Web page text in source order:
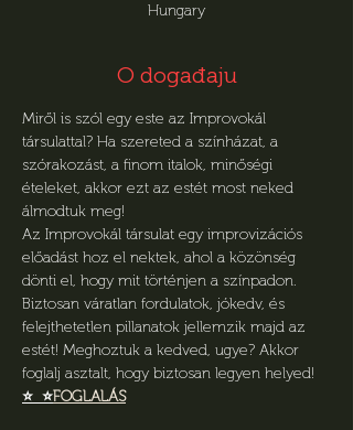
Hungary
O događaju
Miről is szól egy este az Improvokál
társulattal? Ha szereted a színházat, a
szórakozást, a finom italok, minőségi
ételeket, akkor ezt az estét most neked
álmodtuk meg!
Az Improvokál társulat egy improvizációs
előadást hoz el nektek, ahol a közönség
dönti el, hogy mit történjen a színpadon.
Biztosan váratlan fordulatok, jókedv, és
felejthetetlen pillanatok jellemzik majd az
estét! Meghoztuk a kedved, ugye? Akkor
foglalj asztalt, hogy biztosan legyen helyed!
⭐ ⭐FOGLALÁS